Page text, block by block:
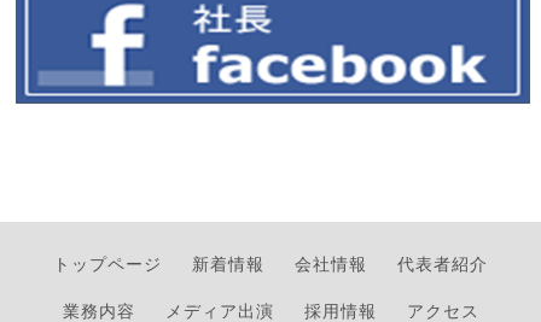
トップページ 新着情報 会社情報
代表者紹介
業務内容
メディア出演 採用情報 アクセス